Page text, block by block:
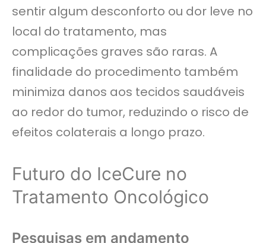
sentir algum desconforto ou dor leve no
local do tratamento, mas
complicações graves são raras. A
finalidade do procedimento também
minimiza danos aos tecidos saudáveis ​​
ao redor do tumor, reduzindo o risco de
efeitos colaterais a longo prazo.
Futuro do IceCure no
Tratamento Oncológico
Pesquisas em andamento